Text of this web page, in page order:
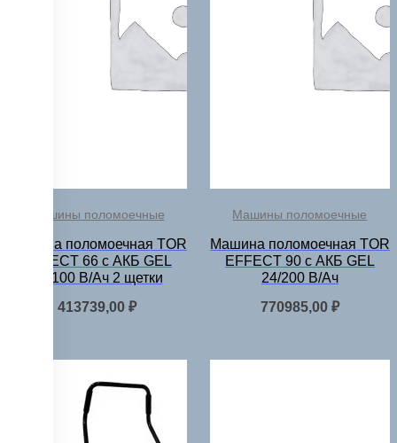
Машины поломоечные
Машина поломоечная TOR
EFFECT 66 с АКБ GEL
24/100 В/Ач 2 щетки
413739,00₽
Машины поломоечные
Машина поломоечная TOR
EFFECT 90 с АКБ GEL
24/200 В/Ач
770985,00 ₽